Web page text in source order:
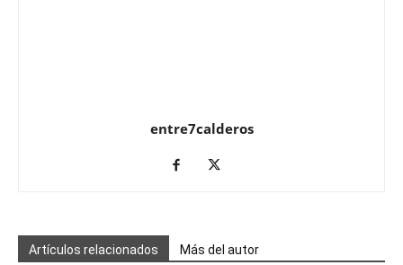
entre7calderos
Artículos relacionados Más del autor